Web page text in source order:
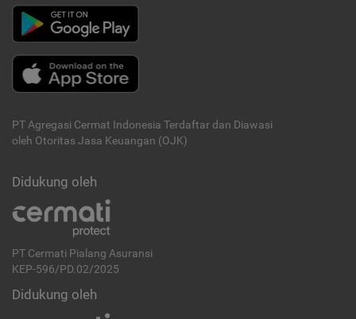
PT Agregasi Cermat Indonesia Terdaftar dan Diawasi
oleh Otoritas Jasa Keuangan (OJK)
Didukung oleh
PT Cermati Pialang Asuransi
KEP-596/PD.02/2025
Didukung oleh